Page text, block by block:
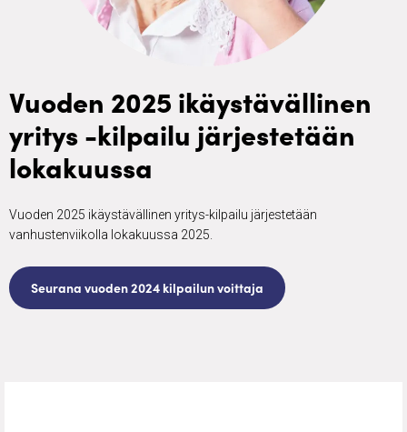
Vuoden 2025 ikäystävällinen
yritys -kilpailu järjestetään
lokakuussa
Vuoden 2025 ikäystävällinen yritys-kilpailu järjestetään
vanhustenviikolla lokakuussa 2025.
Seurana vuoden 2024 kilpailun voittaja